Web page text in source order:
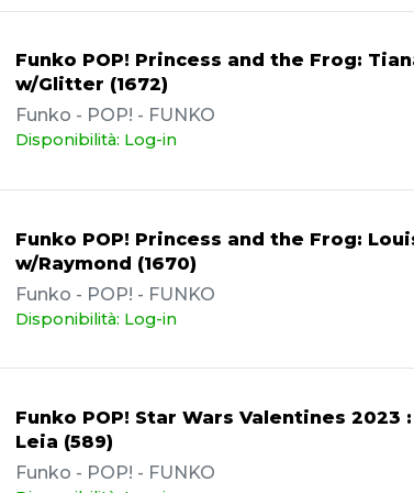
Funko POP! Princess and the Frog:
w/Glitter (1672)
Funko - POP! - FUNKO
Disponibilità: Log-in
Funko POP! Princess and the Frog:
w/Raymond (1670)
Funko - POP! - FUNKO
Disponibilità: Log-in
Funko POP! Star Wars Valentines 2023
Leia (589)
Funko - POP! - FUNKO